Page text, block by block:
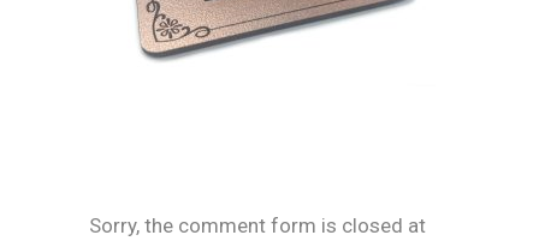
Sorry, the comment form is closed at